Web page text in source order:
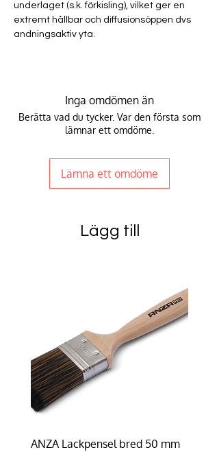
underlaget (s.k. förkisling), vilket ger en
extremt hållbar och diffusionsöppen dvs
andningsaktiv yta.
Inga omdömen än
Berätta vad du tycker. Var den första som
lämnar ett omdöme.
Lämna ett omdöme
Lägg till
ANZA Lackpensel bred 50 mm